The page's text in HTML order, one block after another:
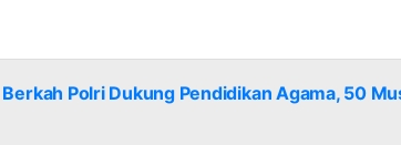
Polri Dukung Pendidikan Agama, 50